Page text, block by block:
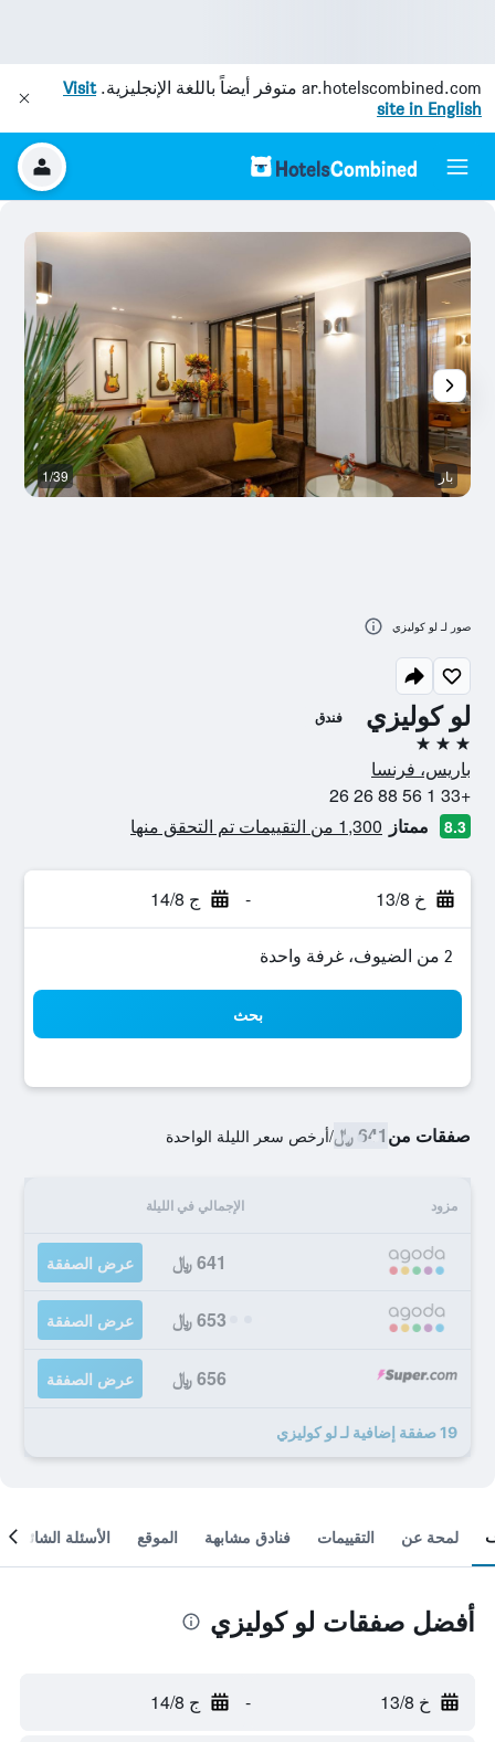
ar.hotelscombined.com متوفر أيضاً باللغة الإنجليزية.Visit
site in English
لو كوليزي فندق
3 نجوم
باريس، فرنسا
+33 1 56 88 26 26
8.3 ممتاز 1,300 من التقييمات تم التحقق منها
خ 13/8 - ج 14/8
2 من الضيوف، غرفة واحدة
بحث
صفقات من641 ﷼ /أرخص سعر الليلة الواحدة
مزود الإجمالي في الليلة
641 ﷼ عرض الصفقة
653 ﷼ عرض الصفقة
656 ﷼ عرض الصفقة
19 صفقة إضافية لـ لو كوليزي
بار 1/39
صور لـ لو كوليزي
لمحة عن التقييمات فنادق مشابهة الموقع الأسئلة الشائعة
أفضل صفقات لو كوليزي
خ 13/8 - ج 14/8